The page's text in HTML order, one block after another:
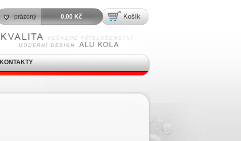
KONTAKTY
Košík
prázdný 0,00 Kč